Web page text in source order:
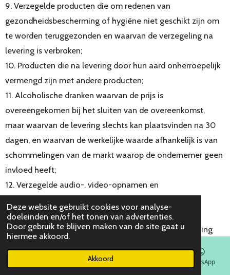
Deze website gebruikt cookies voor analyse-
doeleinden en/of het tonen van advertenties.
Door gebruik te blijven maken van de site gaat u
hiermee akkoord.
Akkoord
9. Verzegelde producten die om redenen van
gezondheidsbescherming of hygiëne niet geschikt zijn om
te worden teruggezonden en waarvan de verzegeling na
levering is verbroken;
10. Producten die na levering door hun aard onherroepelijk
vermengd zijn met andere producten;
11. Alcoholische dranken waarvan de prijs is
overeengekomen bij het sluiten van de overeenkomst,
maar waarvan de levering slechts kan plaatsvinden na 30
dagen, en waarvan de werkelijke waarde afhankelijk is van
schommelingen van de markt waarop de ondernemer geen
invloed heeft;
12. Verzegelde audio-, video-opnamen en
levering is verbroken;
13. Kranten, tijdschriften of magazines, met uitzondering
14. De levering van digitale inhoud anders dan op een
Telefoonnummer WhatsApp